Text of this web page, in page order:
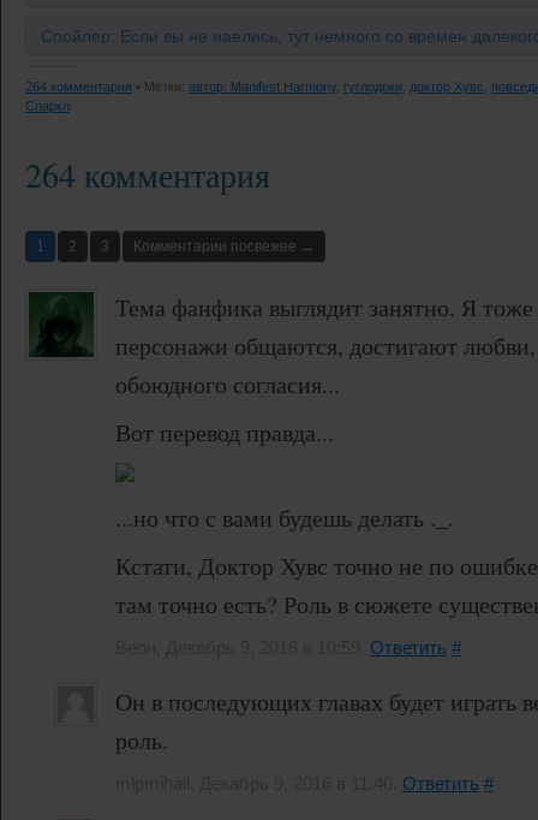
Спойлер: Если вы не наелись, тут немного со времен
264 комментария • Метки: автор: Manifest Harmony гуглодоки доктор Хувс
Спаркл
264 комментария
1 2 3 Комментарии посвежее →
Тема фанфика выглядит занятно. Я
персонажи общаются, достигают
обоюдного согласия...
Вот перевод правда...
...но что с вами будешь делать ._.
Кстати, Доктор Хувс точно не по
там точно есть? Роль в сюжете
Ответить #
Он в последующих главах будет играть
роль.
Ответить #